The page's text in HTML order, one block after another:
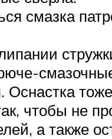
смазка
Оснастка
чтобы не
а также